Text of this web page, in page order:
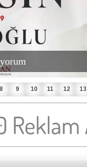
8 9 10 11 12 13